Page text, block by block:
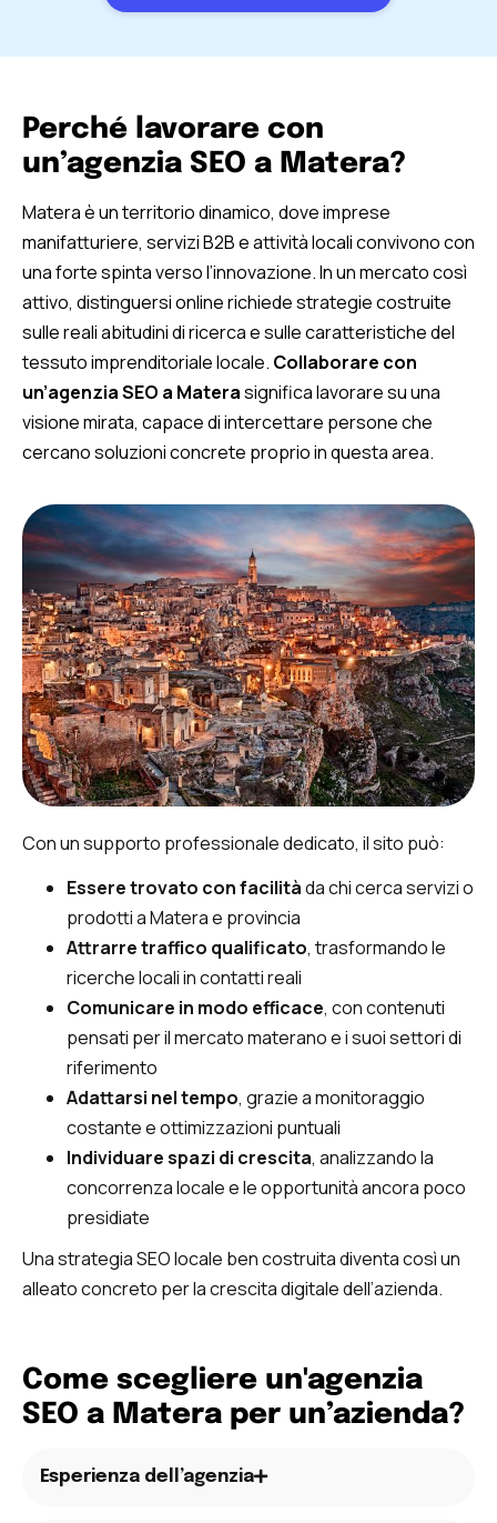
Perché lavorare con
un’agenzia SEO a Matera?
Matera è un territorio dinamico, dove imprese
manifatturiere, servizi B2B e attività locali convivono con
una forte spinta verso l’innovazione. In un mercato così
attivo, distinguersi online richiede strategie costruite
sulle reali abitudini di ricerca e sulle caratteristiche del
tessuto imprenditoriale locale. Collaborare con
un’agenzia SEO a Materasignifica lavorare su una
visione mirata, capace di intercettare persone che
cercano soluzioni concrete proprio in questa area.
Con un supporto professionale dedicato, il sito può:
Essere trovato con facilitàda chi cerca servizi o
prodotti a Matera e provincia
Attrarre traffico qualificato, trasformando le
ricerche locali in contatti reali
Comunicare in modo efficace, con contenuti
pensati per il mercato materano e i suoi settori di
riferimento
Adattarsi nel tempo, grazie a monitoraggio
costante e ottimizzazioni puntuali
Individuare spazi di crescita, analizzando la
concorrenza locale e le opportunità ancora poco
presidiate
Una strategia SEO locale ben costruita diventa così un
alleato concreto per la crescita digitale dell’azienda.
Come scegliere un'agenzia
SEO a Matera per un’azienda?
Esperienza dell’agenzia